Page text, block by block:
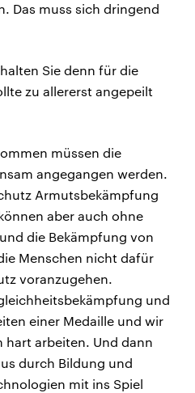
Das muss sich dringend
Sie denn für die
zu allererst angepeilt
müssen die
angegangen werden.
Armutsbekämpfung
aber auch ohne
die Bekämpfung von
Menschen nicht dafür
voranzugehen.
und
einer Medaille und wir
hart arbeiten. Und dann
durch Bildung und
mit ins Spiel